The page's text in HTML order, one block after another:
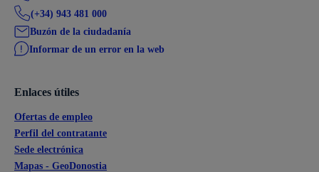
(+34) 943 481 000
Buzón de la ciudadanía
Informar de un error en la web
Enlaces útiles
Ofertas de empleo
Perfil del contratante
Sede electrónica
Mapas - GeoDonostia